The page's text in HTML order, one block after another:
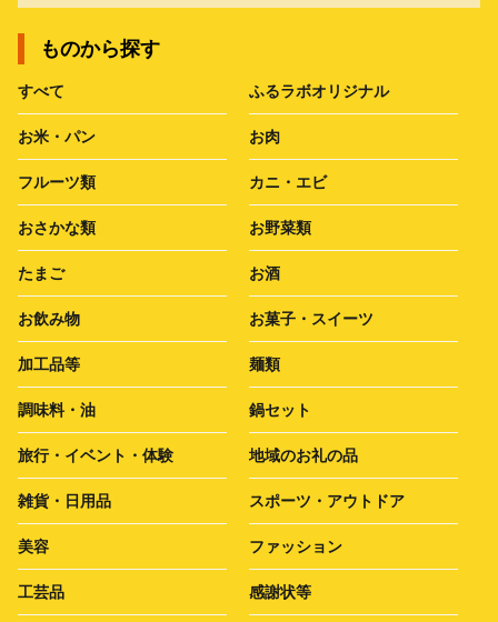
ものから探す
すべて ふるラボオリジナル
お米・パン お肉
フルーツ類 カニ・エビ
おさかな類 お野菜類
たまご お酒
お飲み物 お菓子・スイーツ
加工品等 麺類
調味料・油 鍋セット
旅行・イベント・体験 地域のお礼の品
雑貨・日用品 スポーツ・アウトドア
美容 ファッション
工芸品 感謝状等